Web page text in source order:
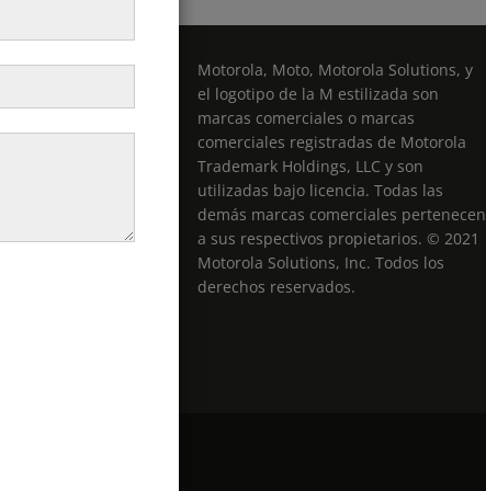
Motorola, Moto, Motorola Solutions, y
el logotipo de la M estilizada son
marcas comerciales o marcas
comerciales registradas de Motorola
Trademark Holdings, LLC y son
utilizadas bajo licencia. Todas las
demás marcas comerciales pertenecen
a sus respectivos propietarios. © 2021
Motorola Solutions, Inc. Todos los
derechos reservados.